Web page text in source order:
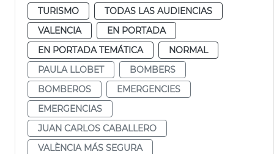
TURISMO
TODAS LAS AUDIENCIAS
VALENCIA
EN PORTADA
EN PORTADA TEMÁTICA
NORMAL
PAULA LLOBET
BOMBERS
BOMBEROS
EMERGENCIES
EMERGENCIAS
JUAN CARLOS CABALLERO
VALÈNCIA MÁS SEGURA